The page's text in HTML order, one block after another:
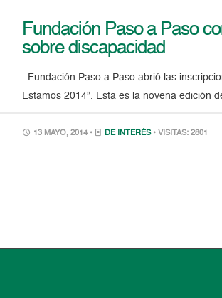
Fundación Paso a Paso
sobre discapacidad
Fundación Paso a Paso abrió las
Estamos 2014”. Esta es la novena edición
13 MAYO, 2014 • DE INTERÉS • VISITAS: 2801